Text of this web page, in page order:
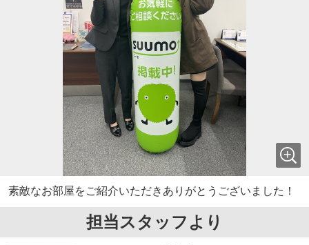
素敵なお部屋をご紹介いただきありがとうございました！
担当スタッフより